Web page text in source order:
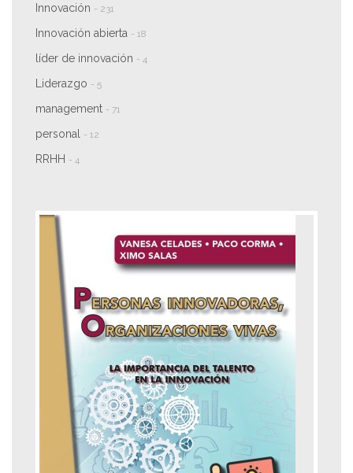
Innovación - 231
Innovación abierta - 18
líder de innovación - 4
Liderazgo - 5
management - 71
personal - 12
RRHH - 4